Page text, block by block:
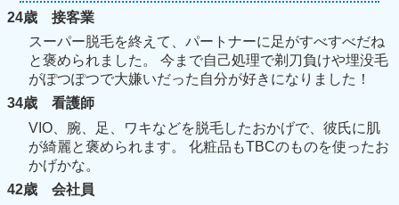
24歳 接客業
スーパー脱毛を終えて、パートナーに足がすべすべだね
と褒められました。 今まで自己処理で剃刀負けや埋没毛
がぽつぽつで大嫌いだった自分が好きになりました！
34歳 看護師
VIO、腕、足、ワキなどを脱毛したおかげで、彼氏に肌
が綺麗と褒められます。 化粧品もTBCのものを使ったお
かげかな。
42歳 会社員